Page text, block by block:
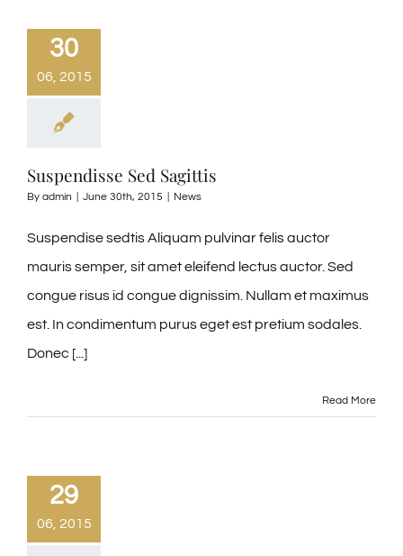
30
06, 2015
Suspendisse Sed Sagittis
By admin June 30th, 2015 News
Suspendise sedtis Aliquam pulvinar felis auctor
mauris semper, sit amet eleifend lectus auctor. Sed
congue risus id congue dignissim. Nullam et maximus
est. In condimentum purus eget est pretium sodales.
Donec [...]
Read More
29
06, 2015